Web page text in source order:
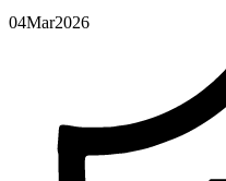
04Mar2026